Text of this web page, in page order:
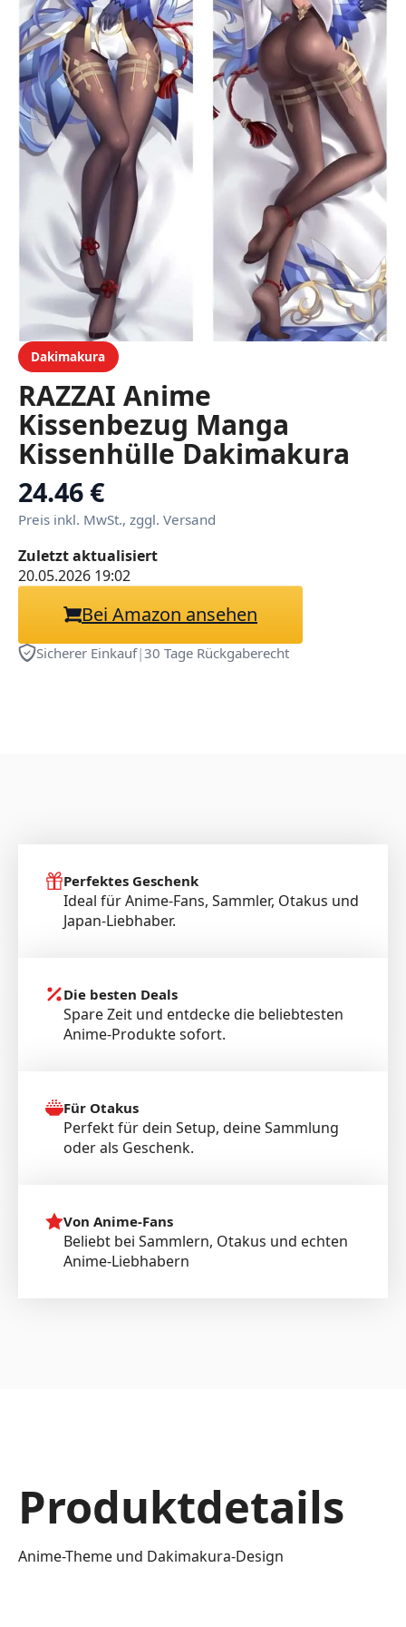
Dakimakura
RAZZAI Anime
Kissenbezug Manga
Kissenhülle Dakimakura
Ganyu,
Seitenschläferkissen
Bezug 150x50cm
Pfirsichhaut/2WT/
Dekoration von Kissens
und Betten Handwäsche
nur
24.46 €
Preis inkl. MwSt., zggl. Versand
Zuletzt aktualisiert
20.05.2026 19:02
Bei Amazon ansehen
Sicherer Einkauf|30 Tage Rückgaberecht
Perfektes Geschenk
Ideal für Anime-Fans, Sammler, Otakus und
Japan-Liebhaber.
Die besten Deals
Spare Zeit und entdecke die beliebtesten
Anime-Produkte sofort.
Für Otakus
Perfekt für dein Setup, deine Sammlung
oder als Geschenk.
Von Anime-Fans
Beliebt bei Sammlern, Otakus und echten
Anime-Liebhabern
Produktdetails
Anime-Theme und Dakimakura-Design